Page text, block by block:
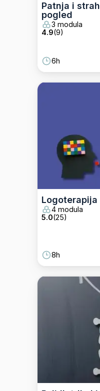
Patnja i
pogled
3 modula
4.9(9)
6h
Logoterapija
4 modula
5.0(25)
8h